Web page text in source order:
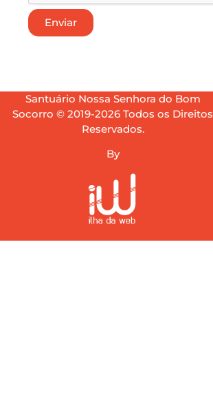
Enviar
Santuário Nossa Senhora do Bom
Socorro © 2019-2026 Todos os Direitos
Reservados.
By